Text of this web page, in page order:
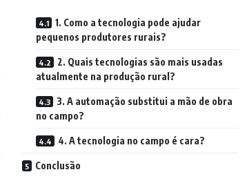
1. Como a tecnologia pode ajudar
pequenos produtores rurais?
2. Quais tecnologias são mais usadas
atualmente na produção rural?
3. A automação substitui a mão de obra
no campo?
4. A tecnologia no campo é cara?
Conclusão